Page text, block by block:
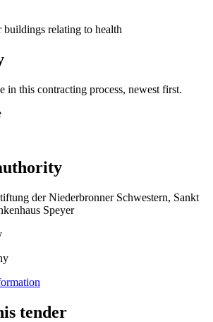
relating to health
in this contracting process, newest first.
der Niederbronner Schwestern, Sankt
Speyer
tender